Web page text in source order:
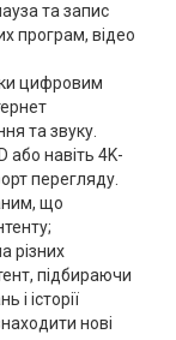
та запис
програм, відео
цифровим
та звуку.
або навіть 4K-
перегляду.
що
різних
підбираючи
і історії
нові